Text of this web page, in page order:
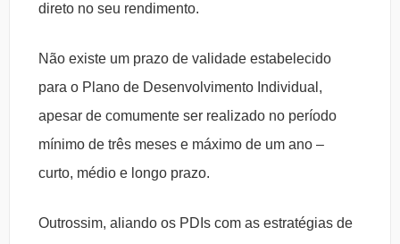
direto no seu rendimento.
Não existe um prazo de validade estabelecido
para o Plano de Desenvolvimento Individual,
apesar de comumente ser realizado no período
mínimo de três meses e máximo de um ano –
curto, médio e longo prazo.
Outrossim, aliando os PDIs com as estratégias de